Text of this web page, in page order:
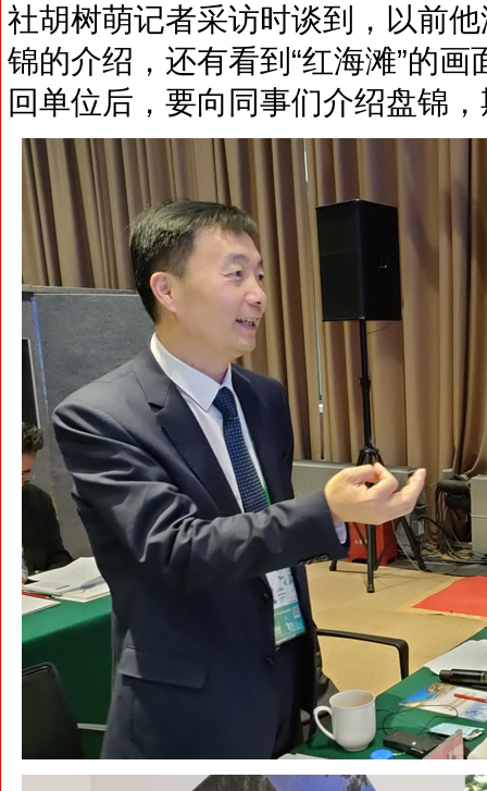
社胡树萌记者采访时谈到，以前
锦的介绍，还有看到“红海滩”的
回单位后，要向同事们介绍盘锦